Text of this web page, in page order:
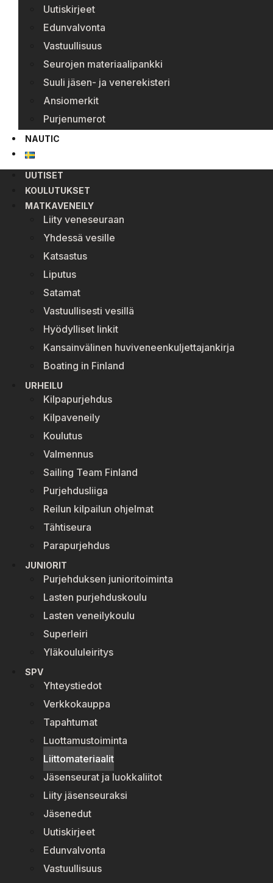
Uutiskirjeet
Edunvalvonta
Vastuullisuus
Seurojen materiaalipankki
Suuli jäsen- ja venerekisteri
Ansiomerkit
Purjenumerot
NAUTIC
UUTISET
KOULUTUKSET
MATKAVENEILY
Liity veneseuraan
Yhdessä vesille
Katsastus
Liputus
Satamat
Vastuullisesti vesillä
Hyödylliset linkit
Kansainvälinen huviveneenkuljettajankirja
Boating in Finland
URHEILU
Kilpapurjehdus
Kilpaveneily
Koulutus
Valmennus
Sailing Team Finland
Purjehdusliiga
Reilun kilpailun ohjelmat
Tähtiseura
Parapurjehdus
JUNIORIT
Purjehduksen junioritoiminta
Lasten purjehduskoulu
Lasten veneilykoulu
Superleiri
Yläkoululeiritys
SPV
Yhteystiedot
Verkkokauppa
Tapahtumat
Luottamustoiminta
Liittomateriaalit
Jäsenseurat ja luokkaliitot
Liity jäsenseuraksi
Jäsenedut
Uutiskirjeet
Edunvalvonta
Vastuullisuus